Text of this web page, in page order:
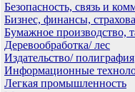
Безопасность, связь и
Бизнес, финансы,
Бумажное производство,
Деревообработка/ лес
Издательство/ полиграфия
Информационные
Легкая промышленность